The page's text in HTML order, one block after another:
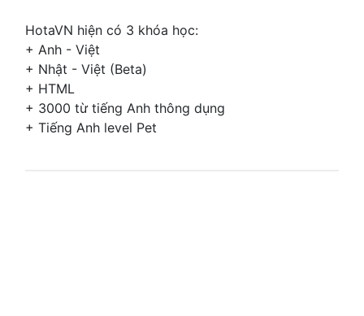
HotaVN hiện có 3 khóa học:
+ Anh - Việt
+ Nhật - Việt (Beta)
+ HTML
+ 3000 từ tiếng Anh thông dụng
+ Tiếng Anh level Pet